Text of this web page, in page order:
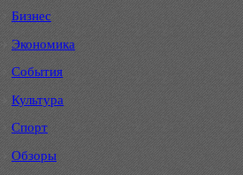
Бизнес
Экономика
События
Культура
Спорт
Обзоры